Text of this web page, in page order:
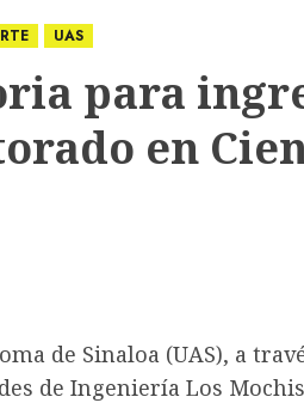
UAS
para
en
de Sinaloa (UAS), a
de Ingeniería Los